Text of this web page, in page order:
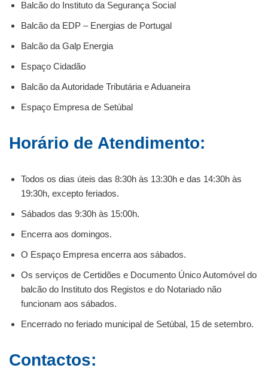
Balcão do Instituto da Segurança Social
Balcão da EDP – Energias de Portugal
Balcão da Galp Energia
Espaço Cidadão
Balcão da Autoridade Tributária e Aduaneira
Espaço Empresa de Setúbal
Horário de Atendimento:
Todos os dias úteis das 8:30h às 13:30h e das 14:30h às
19:30h, excepto feriados.
Sábados das 9:30h às 15:00h.
Encerra aos domingos.
O Espaço Empresa encerra aos sábados.
Os serviços de Certidões e Documento Único Automóvel do
balcão do Instituto dos Registos e do Notariado não
funcionam aos sábados.
Encerrado no feriado municipal de Setúbal, 15 de setembro.
Contactos: